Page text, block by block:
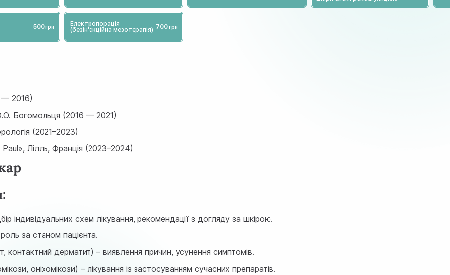
500
Електропорація
(безін'єкційна мезотерапія) 700
— 2016)
Богомольця (2016 — 2021)
(2021–2023)
Paul», Лілль, Франція (2023–2024)
індивідуальних схем лікування, рекомендації з догляду за шкірою.
за станом пацієнта.
контактний дерматит) – виявлення причин, усунення симптомів.
оніхомікози) – лікування із застосуванням сучасних препаратів.